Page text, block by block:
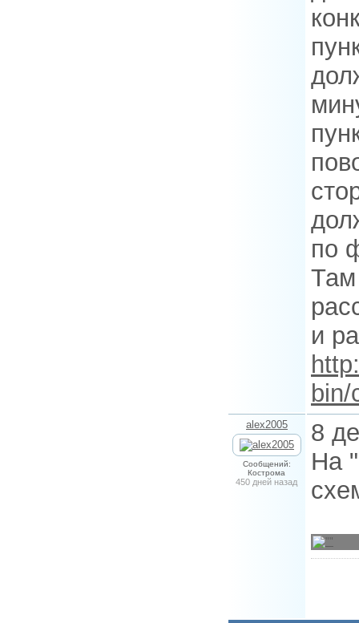
по
Там
и
alex2005
Сообщений:
Кострома
450 дней назад
8
На